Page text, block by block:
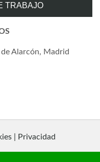
TRABAJO
Alarcón, Madrid
| Privacidad